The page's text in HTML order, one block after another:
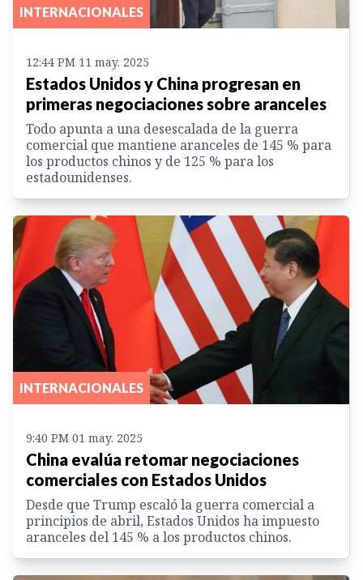
INTERNACIONALES
12:44 PM 11 may. 2025
Estados Unidos y China progresan en
primeras negociaciones sobre aranceles
Todo apunta a una desescalada de la guerra
comercial que mantiene aranceles de 145 % para
los productos chinos y de 125 % para los
estadounidenses.
INTERNACIONALES
9:40 PM 01 may. 2025
China evalúa retomar negociaciones
comerciales con Estados Unidos
Desde que Trump escaló la guerra comercial a
principios de abril, Estados Unidos ha impuesto
aranceles del 145 % a los productos chinos.